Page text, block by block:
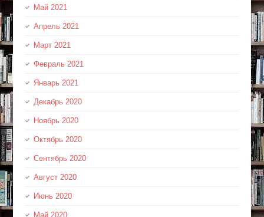
Май 2021
Апрель 2021
Март 2021
Февраль 2021
Январь 2021
Декабрь 2020
Ноябрь 2020
Октябрь 2020
Сентябрь 2020
Август 2020
Июнь 2020
Май 2020